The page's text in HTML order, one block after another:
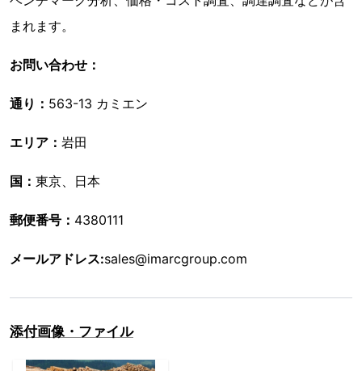
まれます。
お問い合わせ：
通り： 563-13 カミエン
エリア： 岩田
国： 東京、日本
郵便番号： 4380111
メールアドレス:sales@imarcgroup.com
添付画像・ファイル